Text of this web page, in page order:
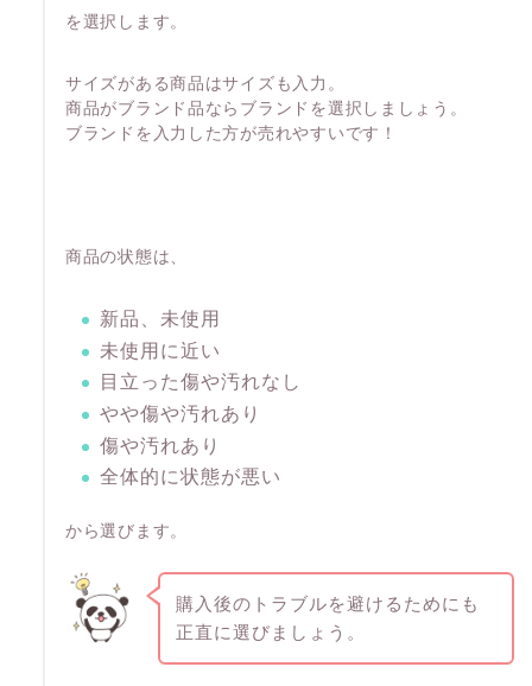
を選択します。
サイズがある商品はサイズも入力。
商品がブランド品ならブランドを選択しましょう。
ブランドを入力した方が売れやすいです！
商品の状態は、
新品、未使用
未使用に近い
目立った傷や汚れなし
やや傷や汚れあり
傷や汚れあり
全体的に状態が悪い
から選びます。
購入後のトラブルを避けるためにも
正直に選びましょう。